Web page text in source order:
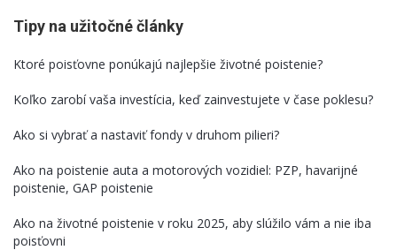
Tipy na užitočné články
Ktoré poisťovne ponúkajú najlepšie životné poistenie?
Koľko zarobí vaša investícia, keď zainvestujete v čase poklesu?
Ako si vybrať a nastaviť fondy v druhom pilieri?
Ako na poistenie auta a motorových vozidiel: PZP, havarijné
poistenie, GAP poistenie
Ako na životné poistenie v roku 2025, aby slúžilo vám a nie iba
poisťovni